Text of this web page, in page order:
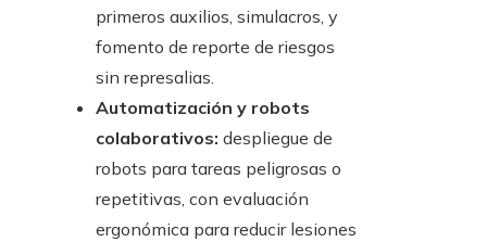
primeros auxilios, simulacros, y
fomento de reporte de riesgos
sin represalias.
Automatización y robots
colaborativos: despliegue de
robots para tareas peligrosas o
repetitivas, con evaluación
ergonómica para reducir lesiones